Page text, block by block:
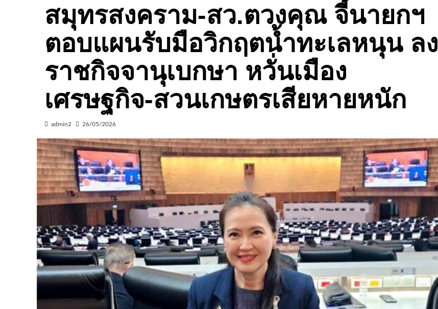
สมุทรสงคราม-สว.ตวงคุณ จี้นายกฯ
ตอบแผนรับมือวิกฤตน้ำทะเลหนุน ลง
ราชกิจจานุเบกษา หวั่นเมือง
เศรษฐกิจ-สวนเกษตรเสียหายหนัก
admin2 26/05/2026